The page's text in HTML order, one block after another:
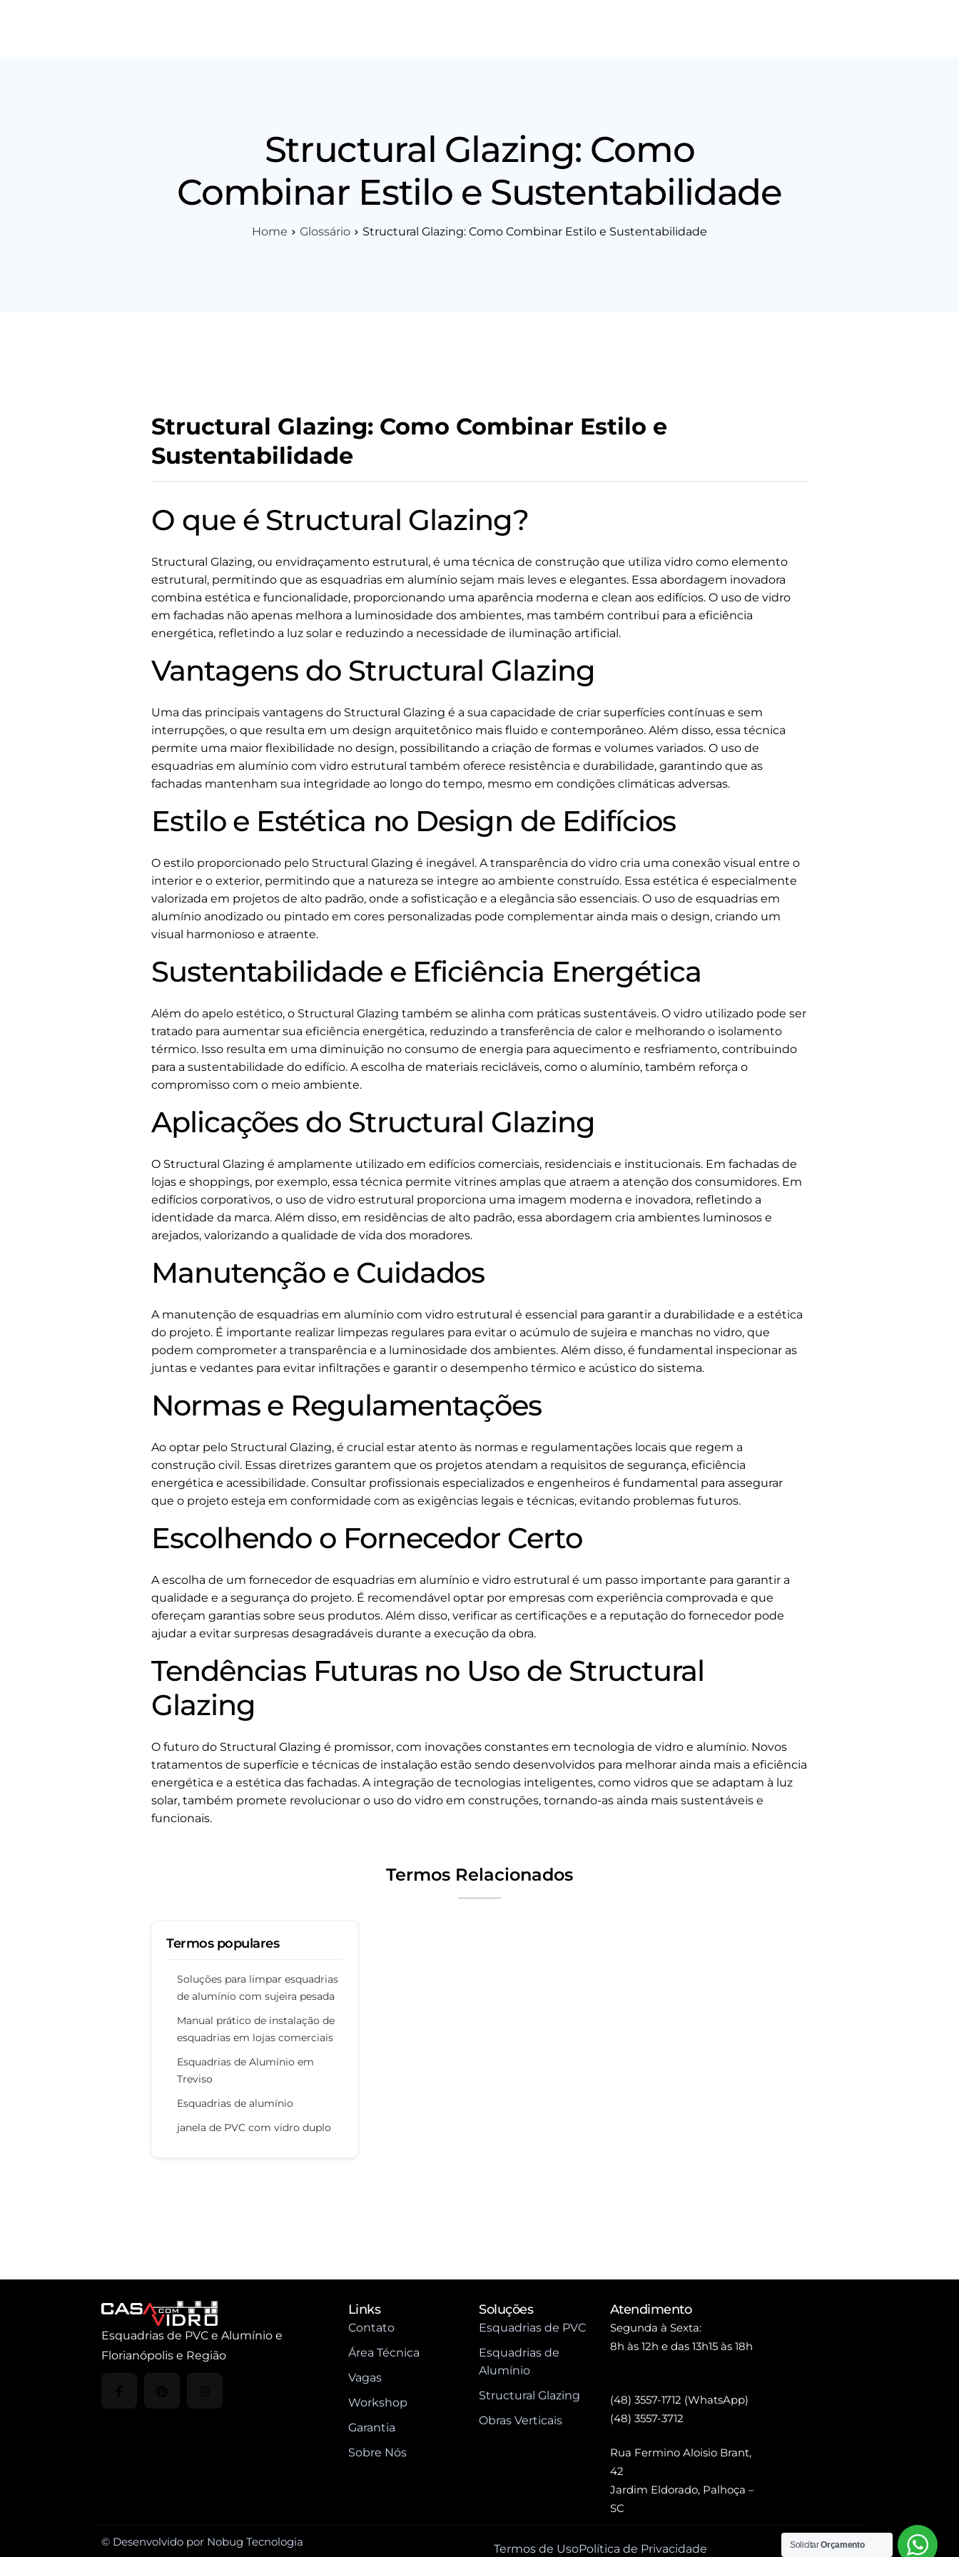
Structural Glazing: Como
Combinar Estilo e Sustentabilidade
Home Glossário Structural Glazing: Como Combinar Estilo e Sustentabilidade
Structural Glazing: Como Combinar Estilo e
Sustentabilidade
O que é Structural Glazing?
Structural Glazing, ou envidraçamento estrutural, é uma técnica de construção que utiliza vidro como elemento
estrutural, permitindo que as esquadrias em alumínio sejam mais leves e elegantes. Essa abordagem inovadora
combina estética e funcionalidade, proporcionando uma aparência moderna e clean aos edifícios. O uso de vidro
em fachadas não apenas melhora a luminosidade dos ambientes, mas também contribui para a eficiência
energética, refletindo a luz solar e reduzindo a necessidade de iluminação artificial.
Vantagens do Structural Glazing
Uma das principais vantagens do Structural Glazing é a sua capacidade de criar superfícies contínuas e sem
interrupções, o que resulta em um design arquitetônico mais fluido e contemporâneo. Além disso, essa técnica
permite uma maior flexibilidade no design, possibilitando a criação de formas e volumes variados. O uso de
esquadrias em alumínio com vidro estrutural também oferece resistência e durabilidade, garantindo que as
fachadas mantenham sua integridade ao longo do tempo, mesmo em condições climáticas adversas.
Estilo e Estética no Design de Edifícios
O estilo proporcionado pelo Structural Glazing é inegável. A transparência do vidro cria uma conexão visual entre o
interior e o exterior, permitindo que a natureza se integre ao ambiente construído. Essa estética é especialmente
valorizada em projetos de alto padrão, onde a sofisticação e a elegância são essenciais. O uso de esquadrias em
alumínio anodizado ou pintado em cores personalizadas pode complementar ainda mais o design, criando um
visual harmonioso e atraente.
Sustentabilidade e Eficiência Energética
Além do apelo estético, o Structural Glazing também se alinha com práticas sustentáveis. O vidro utilizado pode ser
tratado para aumentar sua eficiência energética, reduzindo a transferência de calor e melhorando o isolamento
térmico. Isso resulta em uma diminuição no consumo de energia para aquecimento e resfriamento, contribuindo
para a sustentabilidade do edifício. A escolha de materiais recicláveis, como o alumínio, também reforça o
compromisso com o meio ambiente.
Aplicações do Structural Glazing
O Structural Glazing é amplamente utilizado em edifícios comerciais, residenciais e institucionais. Em fachadas de
lojas e shoppings, por exemplo, essa técnica permite vitrines amplas que atraem a atenção dos consumidores. Em
edifícios corporativos, o uso de vidro estrutural proporciona uma imagem moderna e inovadora, refletindo a
identidade da marca. Além disso, em residências de alto padrão, essa abordagem cria ambientes luminosos e
arejados, valorizando a qualidade de vida dos moradores.
Manutenção e Cuidados
A manutenção de esquadrias em alumínio com vidro estrutural é essencial para garantir a durabilidade e a estética
do projeto. É importante realizar limpezas regulares para evitar o acúmulo de sujeira e manchas no vidro, que
podem comprometer a transparência e a luminosidade dos ambientes. Além disso, é fundamental inspecionar as
juntas e vedantes para evitar infiltrações e garantir o desempenho térmico e acústico do sistema.
Normas e Regulamentações
Ao optar pelo Structural Glazing, é crucial estar atento às normas e regulamentações locais que regem a
construção civil. Essas diretrizes garantem que os projetos atendam a requisitos de segurança, eficiência
energética e acessibilidade. Consultar profissionais especializados e engenheiros é fundamental para assegurar
que o projeto esteja em conformidade com as exigências legais e técnicas, evitando problemas futuros.
Escolhendo o Fornecedor Certo
A escolha de um fornecedor de esquadrias em alumínio e vidro estrutural é um passo importante para garantir a
qualidade e a segurança do projeto. É recomendável optar por empresas com experiência comprovada e que
ofereçam garantias sobre seus produtos. Além disso, verificar as certificações e a reputação do fornecedor pode
ajudar a evitar surpresas desagradáveis durante a execução da obra.
Tendências Futuras no Uso de Structural
Glazing
O futuro do Structural Glazing é promissor, com inovações constantes em tecnologia de vidro e alumínio. Novos
tratamentos de superfície e técnicas de instalação estão sendo desenvolvidos para melhorar ainda mais a eficiência
energética e a estética das fachadas. A integração de tecnologias inteligentes, como vidros que se adaptam à luz
solar, também promete revolucionar o uso do vidro em construções, tornando-as ainda mais sustentáveis e
funcionais.
Termos Relacionados
Termos populares
Soluções para limpar esquadrias
de alumínio com sujeira pesada
Manual prático de instalação de
esquadrias em lojas comerciais
Esquadrias de Alumínio em
Treviso
Esquadrias de alumínio
janela de PVC com vidro duplo
Esquadrias de PVC e Alumínio e
Florianópolis e Região
Links
Contato
Área Técnica
Vagas
Workshop
Garantia
Sobre Nós
Soluções
Esquadrias de PVC
Esquadrias de
Alumínio
Structural Glazing
Obras Verticais
Atendimento
Segunda à Sexta:
8h às 12h e das 13h15 às 18h
(48) 3557-1712 (WhatsApp)
(48) 3557-3712
Rua Fermino Aloisio Brant,
42
Jardim Eldorado, Palhoça –
SC
© Desenvolvido por Nobug Tecnologia
Termos de UsoPolítica de Privacidade SolicitarOrçamento